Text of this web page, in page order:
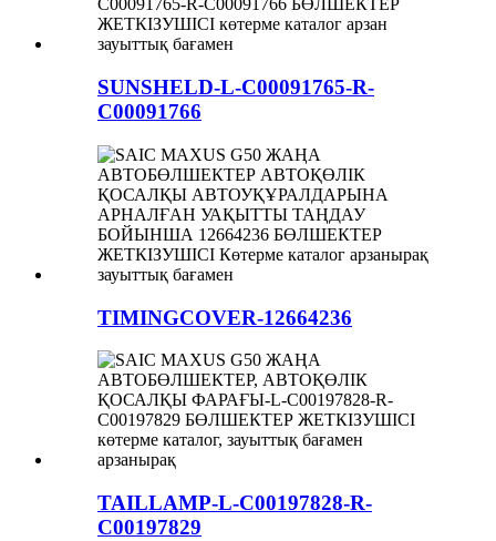
SUNSHELD-L-C00091765-R-
C00091766
TIMINGCOVER-12664236
TAILLAMP-L-C00197828-R-
C00197829